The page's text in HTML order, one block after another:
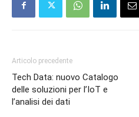
Articolo precedente
Tech Data: nuovo Catalogo
delle soluzioni per l’IoT e
l’analisi dei dati